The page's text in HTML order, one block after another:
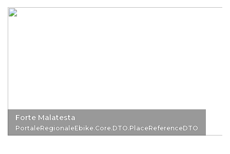
Forte Malatesta
PortaleRegionaleEbike.Core.DTO.PlaceReferenceDTO